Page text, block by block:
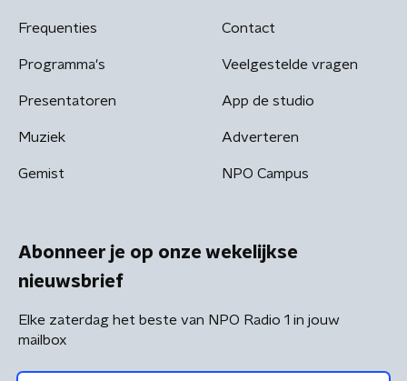
Frequenties
Programma's
Presentatoren
Muziek
Gemist
Contact
Veelgestelde vragen
App de studio
Adverteren
NPO Campus
Abonneer je op onze wekelijkse
nieuwsbrief
Elke zaterdag het beste van NPO Radio 1 in jouw
mailbox